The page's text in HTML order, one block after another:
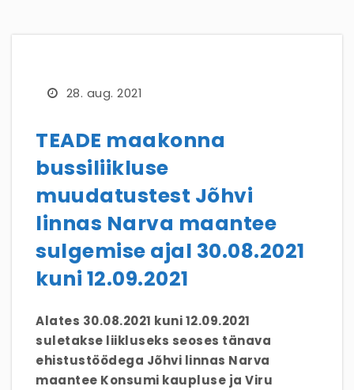
28. aug. 2021
TEADE maakonna
bussiliikluse
muudatustest Jõhvi
linnas Narva maantee
sulgemise ajal 30.08.2021
kuni 12.09.2021
Alates 30.08.2021 kuni 12.09.2021
suletakse liikluseks seoses tänava
ehistustöödega Jõhvi linnas Narva
maantee Konsumi kaupluse ja Viru